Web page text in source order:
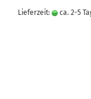
Lieferzeit: ca. 2-5